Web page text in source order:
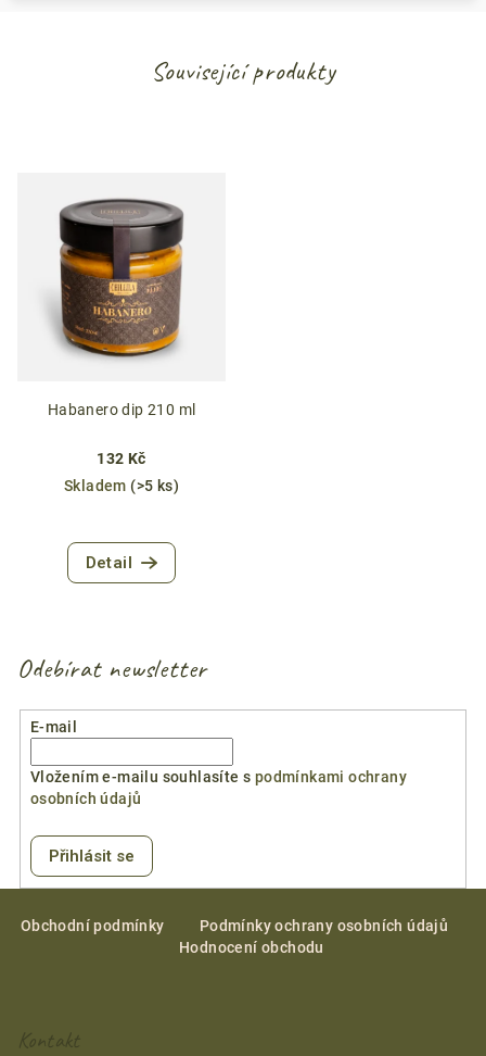
Související produkty
Habanero dip 210 ml
132 Kč
Skladem (>5 ks)
Detail
Odebírat newsletter
E-mail
Vložením e-mailu souhlasíte s podmínkami ochrany
osobních údajů
Přihlásit se
Obchodní podmínky
Podmínky ochrany osobních údajů
Hodnocení obchodu
Kontakt